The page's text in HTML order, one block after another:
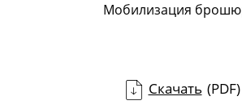
Мобилизация
Скачать